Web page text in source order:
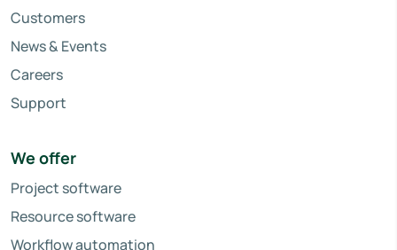
Customers
News & Events
Careers
Support
We offer
Project software
Resource software
Workflow automation